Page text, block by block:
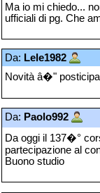
Ma io mi chiedo...
ufficiali di pg. Che
Da: Lele1982
Novità â�"
Da: Paolo992
Da oggi il 137�°
partecipazione al
Buono studio